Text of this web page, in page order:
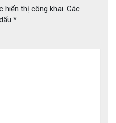
hiển thị công khai. Các
*